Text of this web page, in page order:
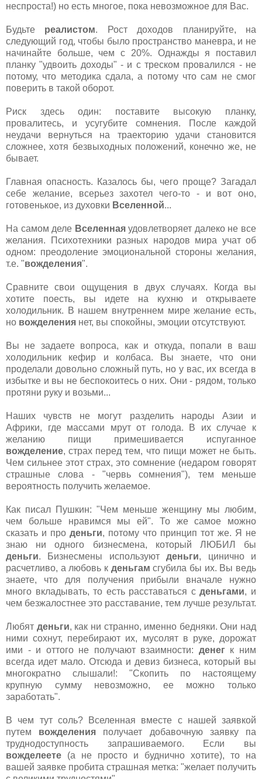
неспроста!) но есть многое, пока невозможное для Вас.
Будьте реалистом. Рост доходов планируйте, на
следующий год, чтобы было пространство маневра, и не
начинайте больше, чем с 20%. Однажды я поставил
планку "удвоить доходы" - и с треском провалился - не
потому, что методика сдала, а потому что сам не смог
поверить в такой оборот.
Риск здесь один: поставите высокую планку,
провалитесь, и усугубите сомнения. После каждой
неудачи вернуться на траекторию удачи становится
сложнее, хотя безвыходных положений, конечно же, не
бывает.
Главная опасность. Казалось бы, чего проще? Загадал
себе желание, всерьез захотел чего-то - и вот оно,
готовенькое, из духовки Вселенной...
На самом деле Вселеннаяудовлетворяет далеко не все
желания. Психотехники разных народов мира учат об
одном: преодоление эмоциональной стороны желания,
т.е. "вожделения".
Сравните свои ощущения в двух случаях. Когда вы
хотите поесть, вы идете на кухню и открываете
холодильник. В нашем внутреннем мире желание есть,
но вожделения нет, вы спокойны, эмоции отсутствуют.
Вы не задаете вопроса, как и откуда, попали в ваш
холодильник кефир и колбаса. Вы знаете, что они
проделали довольно сложный путь, но у вас, их всегда в
избытке и вы не беспокоитесь о них. Они - рядом, только
протяни руку и возьми...
Наших чувств не могут разделить народы Азии и
Африки, где массами мрут от голода. В их случае к
желанию пищи примешивается испуганное
вожделение, страх перед тем, что пищи может не быть.
Чем сильнее этот страх, это сомнение (недаром говорят
страшные слова - "червь сомнения"), тем меньше
вероятность получить желаемое.
Как писал Пушкин: "Чем меньше женщину мы любим,
чем больше нравимся мы ей". То же самое можно
сказать и про деньги, потому что принцип тот же. Я не
знаю ни одного бизнесмена, который ЛЮБИЛ бы
деньги. Бизнесмены используютденьги, цинично и
расчетливо, а любовь к деньгам сгубила бы их. Вы ведь
знаете, что для получения прибыли вначале нужно
много вкладывать, то есть расставаться сденьгами, и
чем безжалостнее это расставание, тем лучше результат.
Любят деньги, как ни странно, именно бедняки. Они над
ними сохнут, перебирают их, мусолят в руке, дорожат
ими - и оттого не получают взаимности: денегк ним
всегда идет мало. Отсюда и девиз бизнеса, который вы
многократно слышали!: "Скопить по настоящему
крупную сумму невозможно, ее можно только
заработать".
В чем тут соль? Вселенная вместе с нашей заявкой
путем вожделения получает добавочную заявку па
труднодоступность запрашиваемого. Если вы
вожделеете (а не просто и буднично хотите), то на
вашей заявке пробита страшная метка: "желает получить